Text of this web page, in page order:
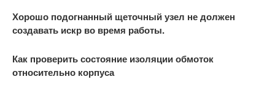
Хорошо подогнанный щеточный узел не должен
создавать искр во время работы.
Как проверить состояние изоляции обмоток
относительно корпуса